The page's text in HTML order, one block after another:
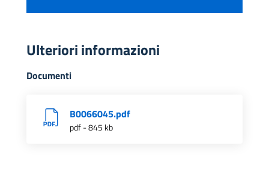
Ulteriori informazioni
Documenti
B0066045.pdf
pdf - 845 kb